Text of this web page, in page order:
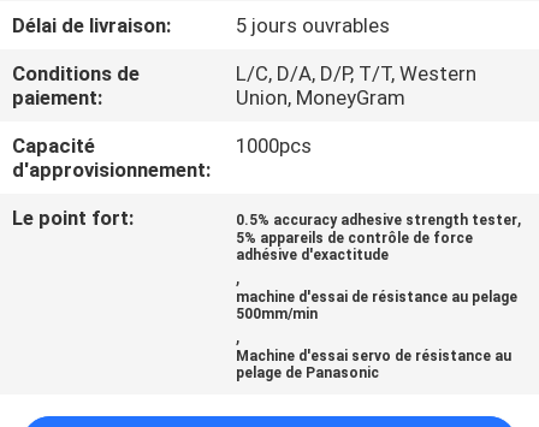
CONTRÔLE
DE
QUALITÉ
CONTACTEZ-
NOUS
Délai de livraison:
5 jours ouvrables
Conditions de
paiement:
L/C, D/A, D/P, T/T, Western
Union, MoneyGram
Capacité
d'approvisionnement:
1000pcs
Le point fort: 0.5% accuracy adhesive strength tester,
5% appareils de contrôle de force
adhésive d'exactitude
,
machine d'essai de résistance au pelage
500mm/min
,
Machine d'essai servo de résistance au
pelage de Panasonic